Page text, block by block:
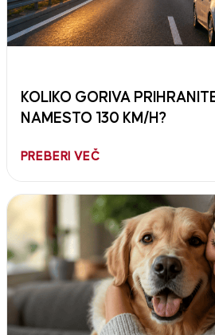
KOLIKO GORIVA
NAMESTO 130 KM/H?
PREBERI VEČ